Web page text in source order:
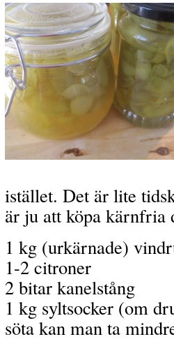
istället. Det är lite
är ju att köpa kärnfria
1 kg (urkärnade)
1-2 citroner
2 bitar kanelstång
1 kg syltsocker (om
söta kan man ta